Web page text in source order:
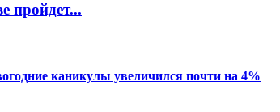
пройдет...
каникулы увеличился почти на 4%